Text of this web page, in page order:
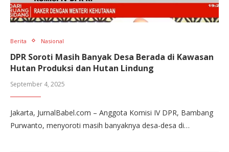
Berita Nasional
DPR Soroti Masih Banyak Desa Berada di Kawasan
Hutan Produksi dan Hutan Lindung
September 4, 2025
Jakarta, JurnalBabel.com – Anggota Komisi IV DPR, Bambang
Purwanto, menyoroti masih banyaknya desa-desa di…